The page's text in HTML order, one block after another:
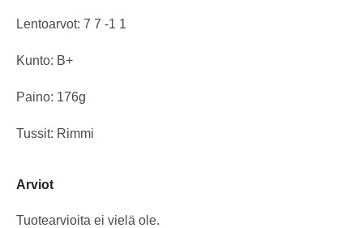
Lentoarvot: 7 7 -1 1
Kunto: B+
Paino: 176g
Tussit: Rimmi
Arviot
Tuotearvioita ei vielä ole.